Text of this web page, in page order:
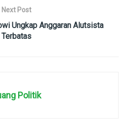
Next Post
Ungkap Anggaran Alutsista
Terbatas
Politik